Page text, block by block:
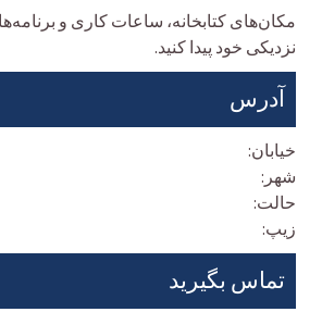
مکان‌های کتابخانه، ساعات کاری و
نزدیکی خود پیدا کنید.
آدرس
خیابان:
شهر:
حالت:
زیپ:
تماس بگیرید